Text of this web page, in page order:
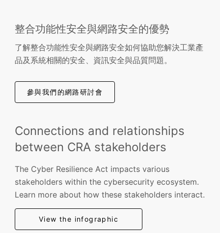
整合功能性安全與網路安全的優勢
了解整合功能性安全與網路安全如何協助您解決工業產
品及系統相關的安全、資訊安全與品質問題。
參與我們的網路研討會
Connections and relationships
between CRA stakeholders
The Cyber Resilience Act impacts various
stakeholders within the cybersecurity ecosystem.
Learn more about how these stakeholders interact.
View the infographic